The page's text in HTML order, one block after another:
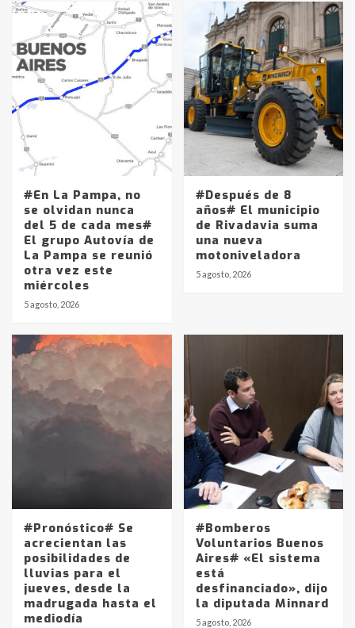
#En La Pampa, no
se olvidan nunca
del 5 de cada mes#
El grupo Autovía de
La Pampa se reunió
otra vez este
miércoles
5 agosto, 2026
#Después de 8
años# El municipio
de Rivadavia suma
una nueva
motoniveladora
5 agosto, 2026
#Pronóstico# Se
acrecientan las
posibilidades de
lluvias para el
jueves, desde la
madrugada hasta el
mediodía
#Bomberos
Voluntarios Buenos
Aires# «El sistema
está
desfinanciado», dijo
la diputada Minnard
5 agosto, 2026